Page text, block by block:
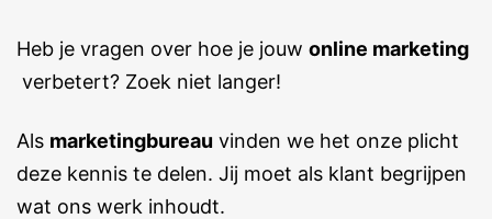
Heb je vragen over hoe je jouw online marketing
verbetert? Zoek niet langer!
Als marketingbureau vinden we het onze plicht
deze kennis te delen. Jij moet als klant begrijpen
wat ons werk inhoudt.